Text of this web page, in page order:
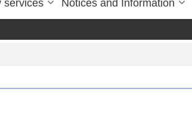
services Notices and Information